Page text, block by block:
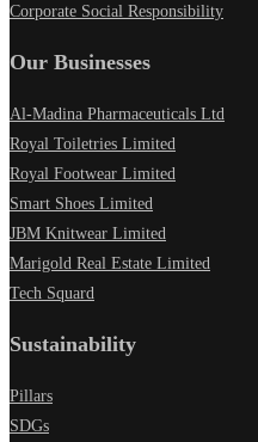
Corporate Social Responsibility
Our Businesses
Al-Madina Pharmaceuticals Ltd
Royal Toiletries Limited
Royal Footwear Limited
Smart Shoes Limited
JBM Knitwear Limited
Marigold Real Estate Limited
Tech Squard
Sustainability
Pillars
SDGs